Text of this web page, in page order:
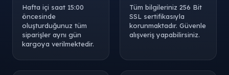
Hafta içi saat 15:00
öncesinde
oluşturduğunuz tüm
siparişler aynı gün
kargoya verilmektedir.
Tüm bilgileriniz 256 Bit
SSL sertifikasıyla
korunmaktadır. Güvenle
alışveriş yapabilirsiniz.